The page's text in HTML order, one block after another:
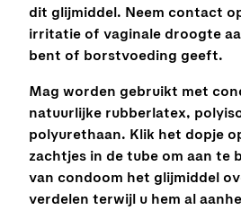
dit glijmiddel. Neem contact
irritatie of vaginale droogte
bent of borstvoeding geeft.
Mag worden gebruikt met
natuurlijke rubberlatex,
polyurethaan. Klik het dopje
zachtjes in de tube om aan te
van condoom het glijmiddel
verdelen terwijl u hem al